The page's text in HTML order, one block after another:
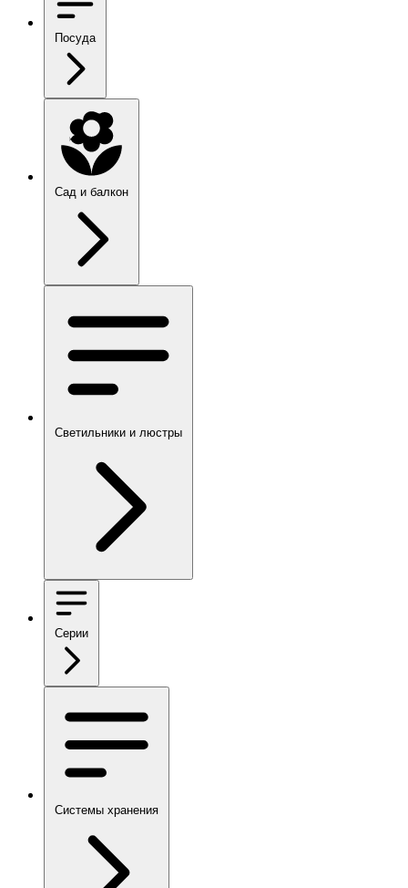
Посуда
Сад и балкон
Светильники и люстры
Серии
Системы хранения